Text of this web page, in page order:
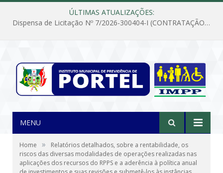
ÚLTIMAS ATUALIZAÇÕES:
Dispensa de Licitação Nº 7/2026-300404-I (CONTRATAÇÃO DE EMPRESA PARA MANUTENÇÃO E REPARAÇÃO DE APARELHOS DE AR CONDICIONADO, EM ATENDIMENTO ÀS NECESSIDADES DO INSTITUTO DE PREVIDÊNCIA MUNICIPAL DE PORTEL/PA)
MENU
Home »
Relatórios detalhados, sobre a rentabilidade, os
riscos das diversas modalidades de operações realizadas nas
aplicações dos recursos do RPPS e a aderência à política anual